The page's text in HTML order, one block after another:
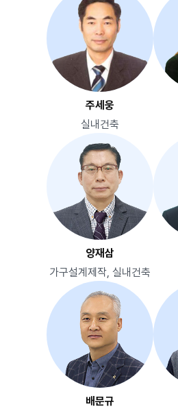
주세웅
실내건축
양재삼
가구설계제작, 실내건축
배문규